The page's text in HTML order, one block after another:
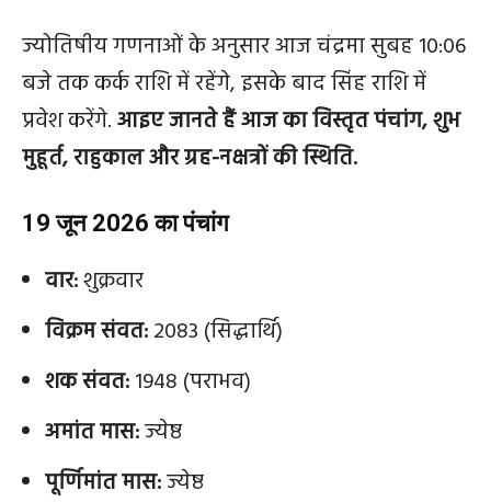
ज्योतिषीय गणनाओं के अनुसार आज चंद्रमा सुबह 10:06
बजे तक कर्क राशि में रहेंगे, इसके बाद सिंह राशि में
प्रवेश करेंगे.आइए जानते हैं आज का विस्तृत पंचांग, शुभ
मुहूर्त, राहुकाल और ग्रह-नक्षत्रों की स्थिति.
19 जून 2026 का पंचांग
वार:शुक्रवार
विक्रम संवत:2083 (सिद्धार्थि)
शक संवत:1948 (पराभव)
अमांत मास:ज्येष्ठ
पूर्णिमांत मास:ज्येष्ठ